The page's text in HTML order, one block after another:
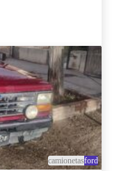
camionetasford